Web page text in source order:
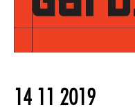
14 11 2019